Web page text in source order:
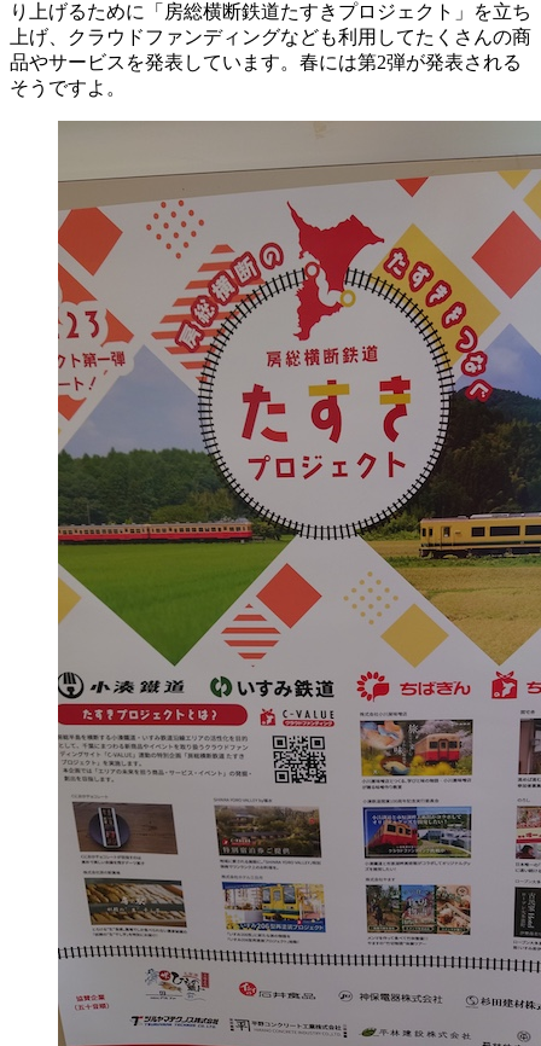
り上げるために「房総横断鉄道たすきプロジェクト」を立ち
上げ、クラウドファンディングなども利用してたくさんの商
品やサービスを発表しています。春には第2弾が発表される
そうですよ。